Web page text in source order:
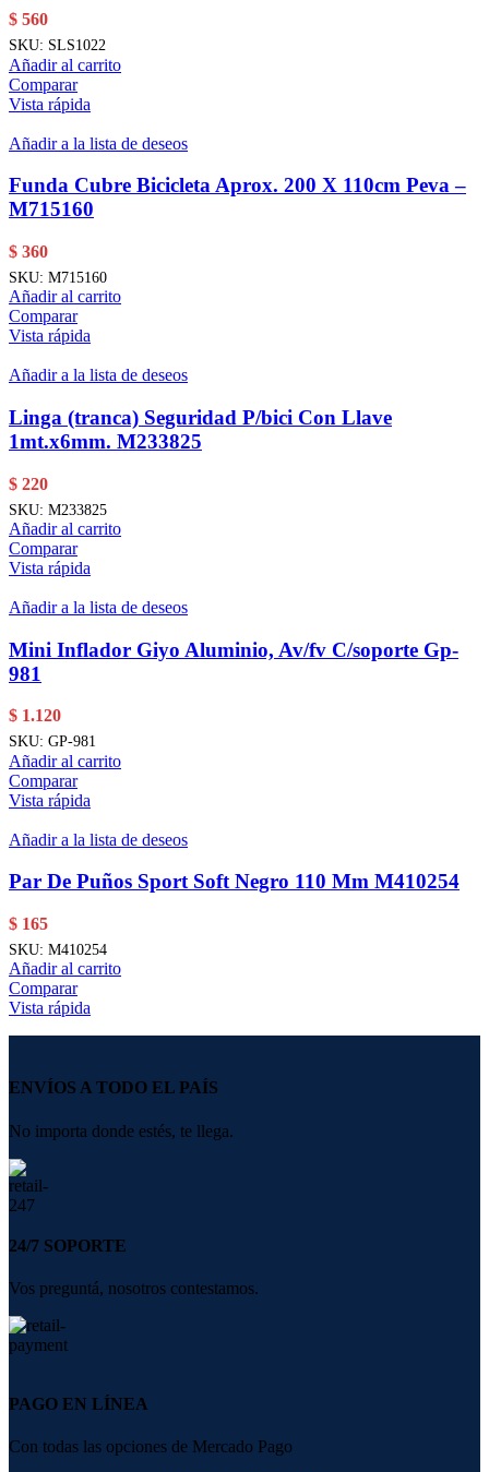
$ 560
SKU: SLS1022
Añadir al carrito
Comparar
Vista rápida
Añadir a la lista de deseos
Funda Cubre Bicicleta Aprox. 200 X 110cm Peva –
M715160
$ 360
SKU: M715160
Añadir al carrito
Comparar
Vista rápida
Añadir a la lista de deseos
Linga (tranca) Seguridad P/bici Con Llave
1mt.x6mm. M233825
$ 220
SKU: M233825
Añadir al carrito
Comparar
Vista rápida
Añadir a la lista de deseos
Mini Inflador Giyo Aluminio, Av/fv C/soporte Gp-
981
$ 1.120
SKU: GP-981
Añadir al carrito
Comparar
Vista rápida
Añadir a la lista de deseos
Par De Puños Sport Soft Negro 110 Mm M410254
$ 165
SKU: M410254
Añadir al carrito
Comparar
Vista rápida
ENVÍOS A TODO EL PAÍS
No importa donde estés, te llega.
24/7 SOPORTE
Vos preguntá, nosotros contestamos.
PAGO EN LÍNEA
Con todas las opciones de Mercado Pago